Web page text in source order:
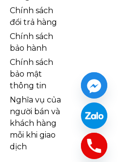
giúp đèn thả pha lê
chắn và phù hợp sử
giúp bạn linh hoạt đổi ánh
sinh hoạt.
Chính sách
đổi trả hàng
Chính sách
bảo hành
Chính sách
bảo mật
thông tin
Nghĩa vụ của
người bán và
khách hàng
mỗi khi giao
dịch